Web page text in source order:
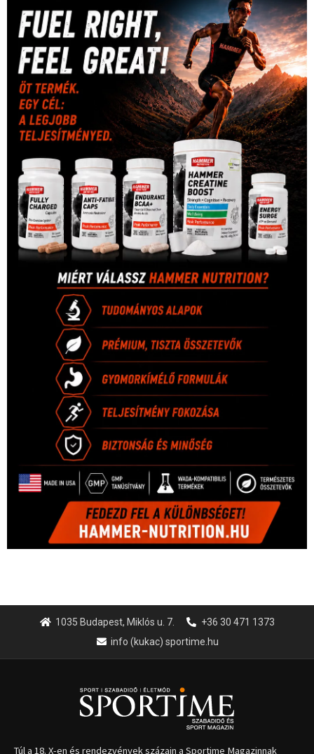
1035 Budapest, Miklós u. 7.
+36 30 471 1373
info (kukac) sportime.hu
Túl a 18. X-en és rendezvények százain a Sportime Magazinnak